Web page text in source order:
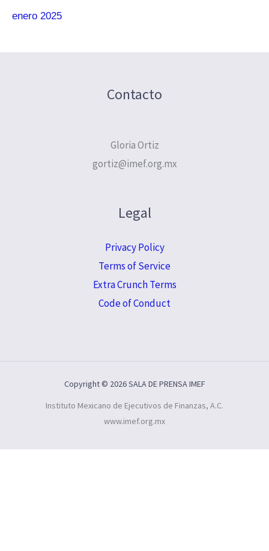
enero 2025
Contacto
Gloria Ortiz
gortiz@imef.org.mx
Legal
Privacy Policy
Terms of Service
Extra Crunch Terms
Code of Conduct
Copyright © 2026 SALA DE PRENSA IMEF
Instituto Mexicano de Ejecutivos de Finanzas, A.C.
www.imef.org.mx